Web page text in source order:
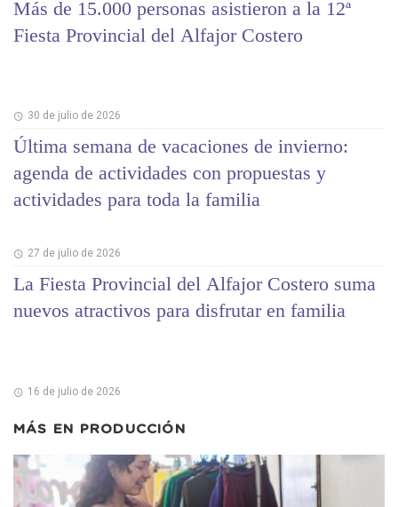
Más de 15.000 personas asistieron a la 12ª
Fiesta Provincial del Alfajor Costero
30 de julio de 2026
Última semana de vacaciones de invierno:
agenda de actividades con propuestas y
actividades para toda la familia
27 de julio de 2026
La Fiesta Provincial del Alfajor Costero suma
nuevos atractivos para disfrutar en familia
16 de julio de 2026
MÁS EN PRODUCCIÓN